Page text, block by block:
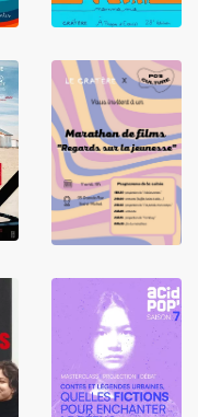
LIRE
LIRE